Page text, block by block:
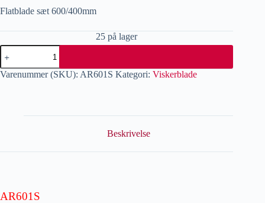
Flatblade sæt 600/400mm
25 på lager
Varenummer (SKU): AR601S Kategori: Viskerblade
Beskrivelse
AR601S